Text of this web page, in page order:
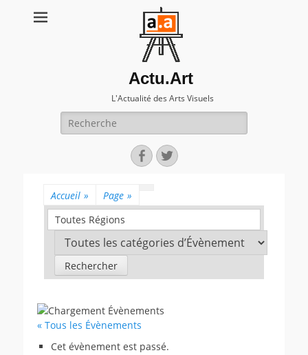
Actu.Art
L'Actualité des Arts Visuels
Recherche
pour:
Facebook
Twitter
Accueil » Page »
Toutes Régions
« Tous les Évènements
Cet évènement est passé.